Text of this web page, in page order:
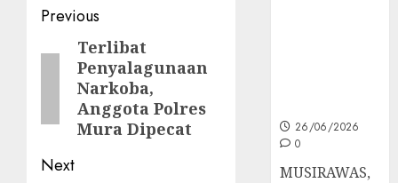
Post
navigation
Previous
Previous
post:
Terlibat
Penyalagunaan
Narkoba,
Anggota Polres
Mura Dipecat
Next
26/06/2026
0
MUSIRAWAS,